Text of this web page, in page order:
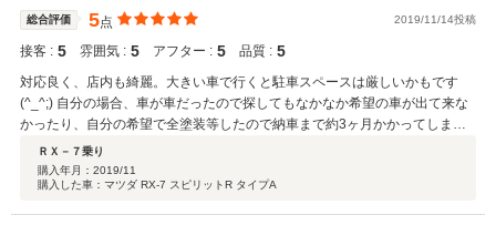
言葉を頂戴し、私共もとても励みになりました。 お言葉の通り当店
で送り出す車両が全てのお客様にとって一点物と胸を張っていただ
けるようこれからも精進して参ります。 納車からがお付き合いの始
まりですので、何か気になる事がございましたらいつでもお申し付
け下さい。 今後とも末永いお付き合いを宜しくお願い致します。
総合評価 5点 2019/11/14投稿
接客 : 5 雰囲気 : 5 アフター : 5 品質 : 5
対応良く、店内も綺麗。大きい車で行くと駐車スペースは厳しいかもです
(^_^;) 自分の場合、車が車だったので探してもなかなか希望の車が出て来な
かったり、自分の希望で全塗装等したので納車まで約3ヶ月かかってしまい
ましたがめんどくさい車両を最後まで親切に面倒見て頂き感謝です。 その全
塗装分が当初予定していた金額よりオーバーですが、仕上がりもよくやって
後悔していないので値段以上に満足です( ^ω^ )
ＲＸ－７乗り
購入年月： 2019/11
購入した車：マツダ RX-7 スピリットR タイプA